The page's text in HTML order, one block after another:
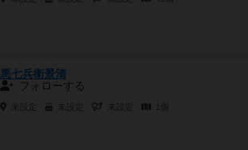
悪七兵衛景清
フォローする
未設定 未設定 未設定